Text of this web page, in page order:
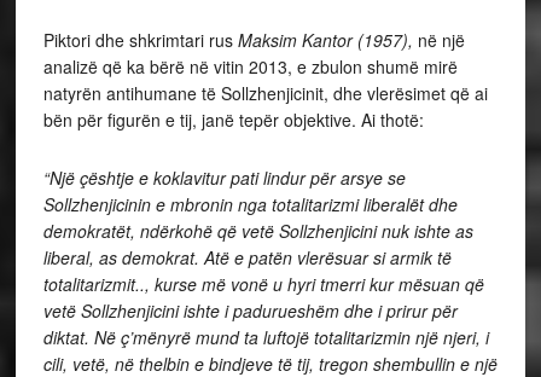
Piktori dhe shkrimtari rus Maksim Kantor (1957), në një
analizë që ka bërë në vitin 2013, e zbulon shumë mirë
natyrën antihumane të Sollzhenjicinit, dhe vlerësimet që ai
bën për figurën e tij, janë tepër objektive. Ai thotë:
“Një çështje e koklavitur pati lindur për arsye se
Sollzhenjicinin e mbronin nga totalitarizmi liberalët dhe
demokratët, ndërkohë që vetë Sollzhenjicini nuk ishte as
liberal, as demokrat. Atë e patën vlerësuar si armik të
totalitarizmit.., kurse më vonë u hyri tmerri kur mësuan që
vetë Sollzhenjicini ishte i padurueshëm dhe i prirur për
diktat. Në ç’mënyrë mund ta luftojë totalitarizmin një njeri, i
cili, vetë, në thelbin e bindjeve të tij, tregon shembullin e një